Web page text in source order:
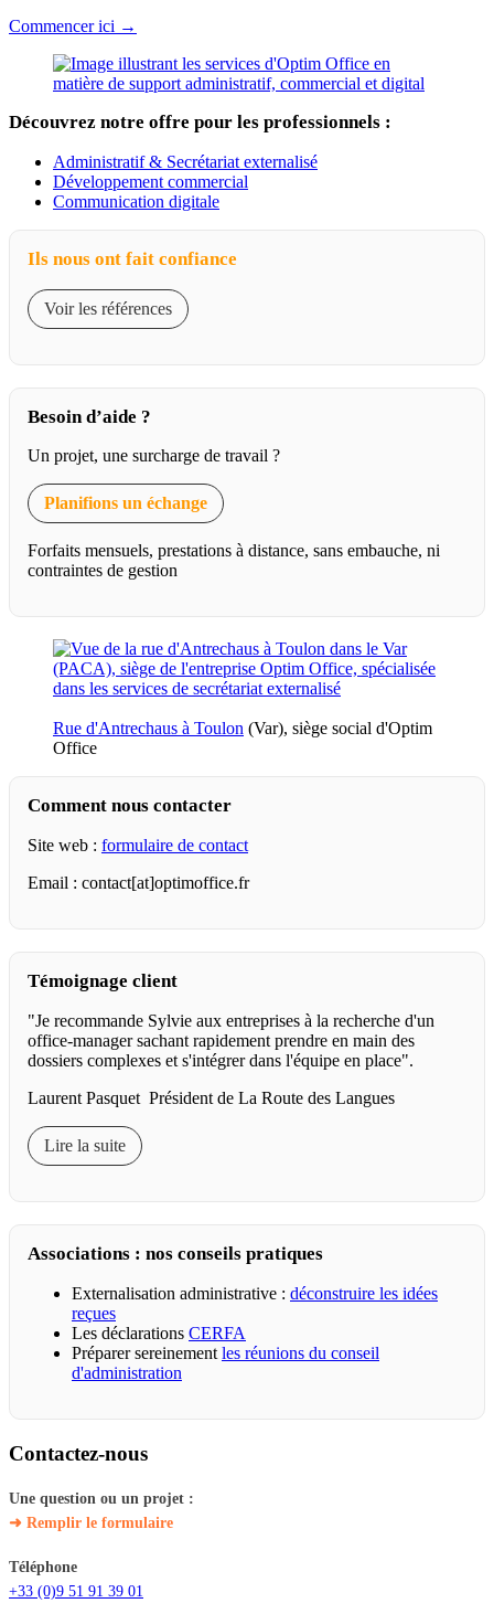
Commencer ici →
Découvrez notre offre pour les professionnels :
Administratif & Secrétariat externalisé
Développement commercial
Communication digitale
Ils nous ont fait confiance
Voir les références
Besoin d’aide ?
Un projet, une surcharge de travail ?
Planifions un échange
Forfaits mensuels, prestations à distance, sans embauche, ni
contraintes de gestion
Rue d'Antrechaus à Toulon (Var), siège social d'Optim
Office
Comment nous contacter
Site web : formulaire de contact
Email : contact[at]optimoffice.fr
Témoignage client
"Je recommande Sylvie aux entreprises à la recherche d'un
office-manager sachant rapidement prendre en main des
dossiers complexes et s'intégrer dans l'équipe en place".
Laurent Pasquet Président de La Route des Langues
Lire la suite
Associations : nos conseils pratiques
Externalisation administrative : déconstruire les idées
reçues
Les déclarations CERFA
Préparer sereinement les réunions du conseil
d'administration
Contactez-nous
Une question ou un projet :
➜ Remplir le formulaire
Téléphone
+33 (0)9 51 91 39 01